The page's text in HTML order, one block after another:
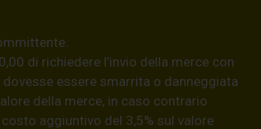
di richiedere l’invio della merce con
essere smarrita o danneggiata
della merce, in caso contrario
aggiuntivo del 3,5% sul valore